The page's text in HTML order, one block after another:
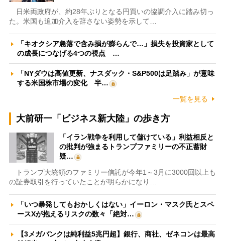
日米両政府が、約28年ぶりとなる円買いの協調介入に踏み切っ
た。米国も追加介入を辞さない姿勢を示して…
「キオクシア急落で含み損が膨らんで…」損失を投資家として
の成長につなげる4つの視点 …
「NYダウは高値更新、ナスダック・S&P500は足踏み」が意味
する米国株市場の変化 半…
一覧を見る
大前研一「ビジネス新大陸」の歩き方
「イラン戦争を利用して儲けている」利益相反と
の批判が強まるトランプファミリーの不正蓄財
疑…
トランプ大統領のファミリー信託が今年1～3月に3000回以上も
の証券取引を行っていたことが明らかになり…
「いつ暴発してもおかしくはない」イーロン・マスク氏とスペ
ースXが抱えるリスクの数々「絶対…
【3メガバンクは純利益5兆円超】銀行、商社、ゼネコンは最高